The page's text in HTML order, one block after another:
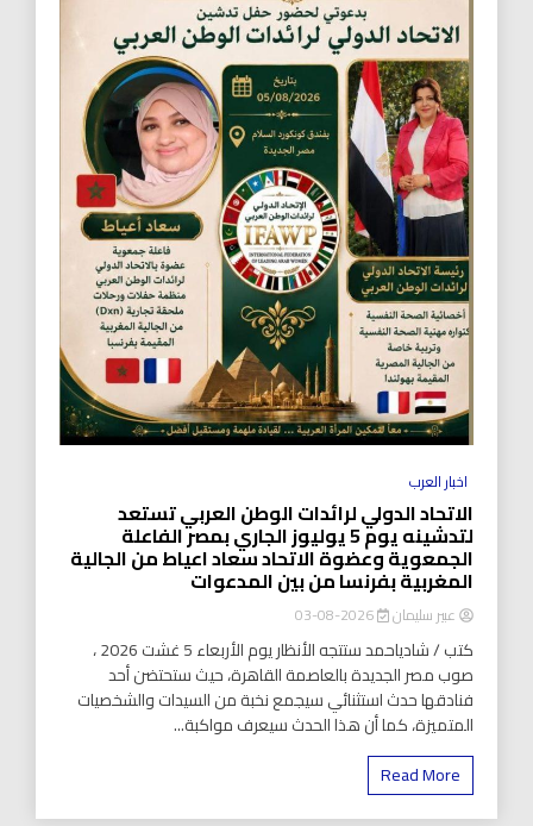
اخبار العرب
الاتحاد الدولي لرائدات الوطن العربي تستعد
لتدشينه يوم 5 يوليوز الجاري بمصر الفاعلة
الجمعوية وعضوة الاتحاد سعاد اعياط من الجالية
المغربية بفرنسا من بين المدعوات
عبير سليمان 2026-08-03
كتب / شادياحمد ستتجه الأنظار يوم الأربعاء 5 غشت 2026 ،
صوب مصر الجديدة بالعاصمة القاهرة، حيث ستحتضن أحد
فنادقها حدث استثنائي سيجمع نخبة من السيدات والشخصيات
المتميزة، كما أن هذا الحدث سيعرف مواكبة...
Read More